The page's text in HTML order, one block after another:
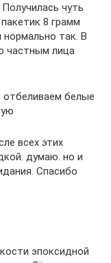
чуть
8 грамм
так. В
частным лица
белые
всех этих
думаю. но и
Спасибо
эпоксидной